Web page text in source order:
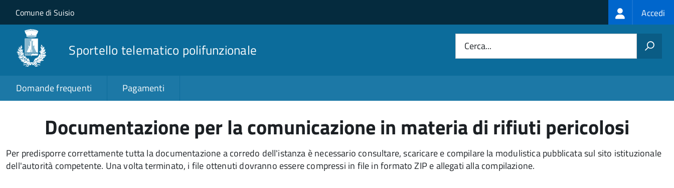
Salta al contenuto principale
Skip to site navigation
Comune di Suisio Login
menu
Accedi
Sportello telematico polifunzionale Cerca...
Domande frequenti Pagamenti
Documentazione per la comunicazione in materia di rifiuti pericolosi
Per predisporre correttamente tutta la documentazione a corredo dell'istanza è necessario consultare, scaricare e compilare la modulistica pubblicata sul sito istituzionale
dell'autorità competente. Una volta terminato, i file ottenuti dovranno essere compressi in file in formato ZIP e allegati alla compilazione.